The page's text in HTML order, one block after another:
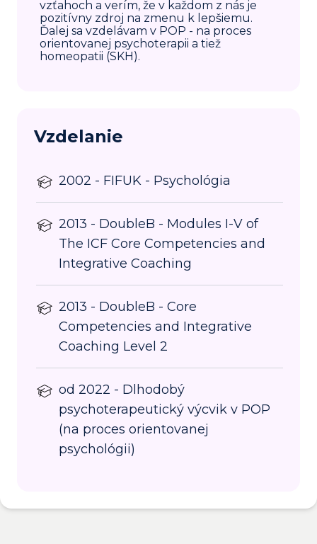
vzťahoch a verím, že v každom z nás je
pozitívny zdroj na zmenu k lepšiemu.
Ďalej sa vzdelávam v POP - na proces
orientovanej psychoterapii a tiež
homeopatii (SKH).
Vzdelanie
2002 - FIFUK - Psychológia
2013 - DoubleB - Modules I-V of
The ICF Core Competencies and
Integrative Coaching
2013 - DoubleB - Core
Competencies and Integrative
Coaching Level 2
od 2022 - Dlhodobý
psychoterapeutický výcvik v POP
(na proces orientovanej
psychológii)